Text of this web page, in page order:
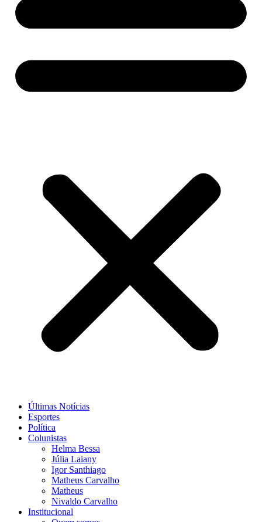
Últimas Notícias
Esportes
Política
Colunistas
Helma Bessa
Júlia Laiany
Igor Santhiago
Matheus Carvalho
Matheus
Nivaldo Carvalho
Institucional